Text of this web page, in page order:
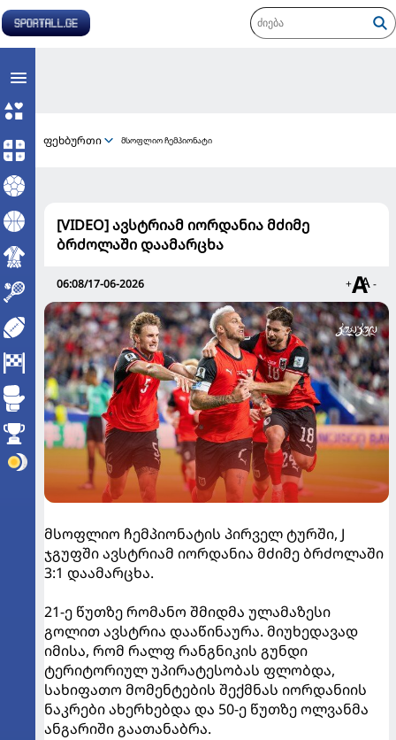
ფეხბურთი მსოფლიო ჩემპიონატი
[VIDEO] ავსტრიამ იორდანია მძიმე
ბრძოლაში დაამარცხა
06:08/17-06-2026 + -
მსოფლიო ჩემპიონატის პირველ ტურში, J
ჯგუფში ავსტრიამ იორდანია მძიმე ბრძოლაში
3:1 დაამარცხა.
21-ე წუთზე რომანო შმიდმა ულამაზესი
გოლით ავსტრია დააწინაურა. მიუხედავად
იმისა, რომ რალფ რანგნიკის გუნდი
ტერიტორიულ უპირატესობას ფლობდა,
სახიფათო მომენტების შექმნას იორდანიის
ნაკრები ახერხებდა და 50-ე წუთზე ოლვანმა
ანგარიში გაათანაბრა.